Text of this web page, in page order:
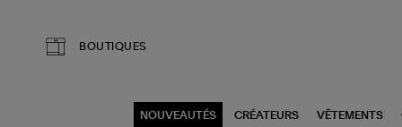
BOUTIQUES
NOUVEAUTÉS CRÉATEURS VÊTEMENTS